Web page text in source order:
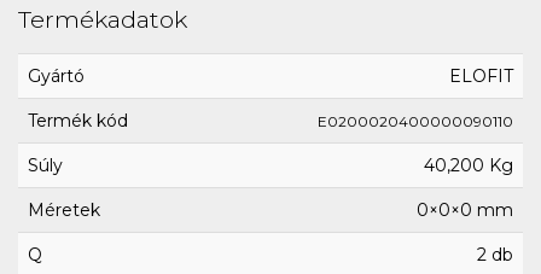
Termékadatok
Gyártó ELOFIT
Termék kód E0200020400000090110
Súly 40,200 Kg
Méretek 0×0×0 mm
Q 2 db